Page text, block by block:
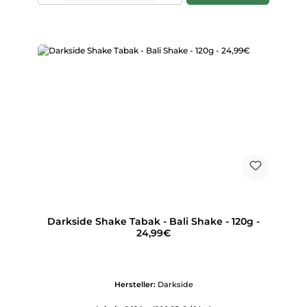
Darkside Shake Tabak - Bali Shake - 120g -
24,99€
Hersteller: Darkside